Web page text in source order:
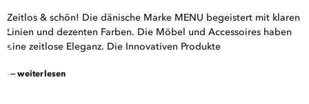
BACK TO TOP
Zeitlos & schön! Die dänische Marke MENU begeistert mit klaren
Linien und dezenten Farben. Die Möbel und Accessoires haben
eine zeitlose Eleganz. Die Innovativen Produkte
― weiterlesen